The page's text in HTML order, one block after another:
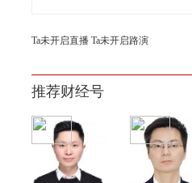
Ta未开启直播 Ta未开启路演
推荐财经号